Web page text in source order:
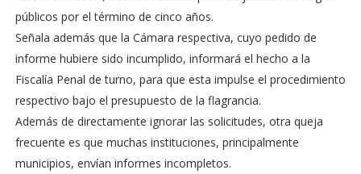
públicos por el término de cinco años.
Señala además que la Cámara respectiva, cuyo pedido de
informe hubiere sido incumplido, informará el hecho a la
Fiscalía Penal de turno, para que esta impulse el procedimiento
respectivo bajo el presupuesto de la flagrancia.
Además de directamente ignorar las solicitudes, otra queja
frecuente es que muchas instituciones, principalmente
municipios, envían informes incompletos.